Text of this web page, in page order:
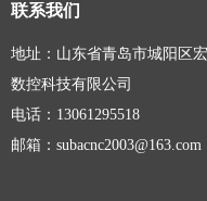
地址：山东省青岛市城阳区
数控科技有限公司
电话：13061295518
邮箱：subacnc2003@163.com
联系我们